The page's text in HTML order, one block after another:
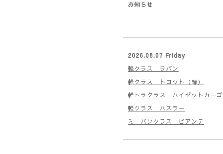
お知らせ
2026.08.07 Friday
軽クラス ラパン
軽クラス トコット（緑）
軽トラクラス ハイゼットカーゴ
軽クラス ハスラー
ミニバンクラス ビアンテ